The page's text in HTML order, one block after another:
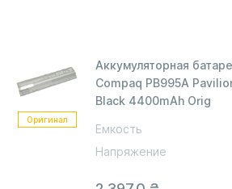
Оригинал
Аккумуляторная
Compaq PB995A
Black 4400mAh Orig
Емкость
Напряжение